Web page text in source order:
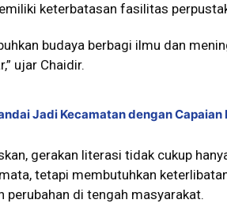
keterbatasan fasilitas
budaya berbagi ilmu dan
ujar Chaidir.
Jadi Kecamatan dengan Capaian
gerakan literasi tidak cukup
tetapi membutuhkan
perubahan di tengah masyarakat.